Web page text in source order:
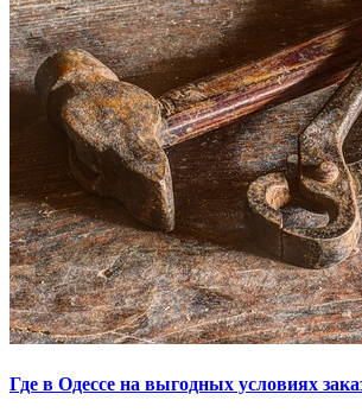
Где в Одессе на выгодных условиях